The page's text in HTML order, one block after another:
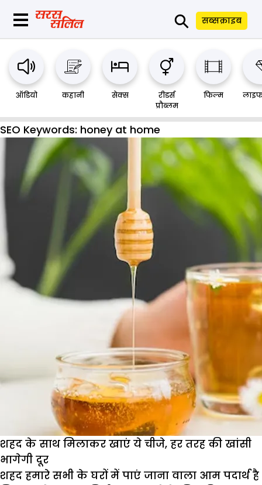
⚲ सब्सक्राइब
ऑडियो कहानी सेक्स
रीडर्स
प्रौब्लम
फिल्म
SEO Keywords: honey at home
शहद के साथ मिलाकर खाएं ये चीजे, हर तरह की खांसी
भागेगी दूर
शहद हमारे सभी के घरों में पाएं जाना वाला आम पदार्थ है